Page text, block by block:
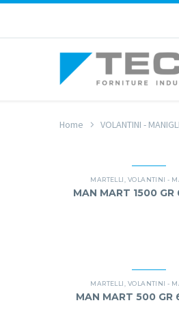
Home VOLANTINI -
MARTELLI VOLANTINI -
MAN MART 1500
MARTELLI VOLANTINI -
MAN MART 500 GR